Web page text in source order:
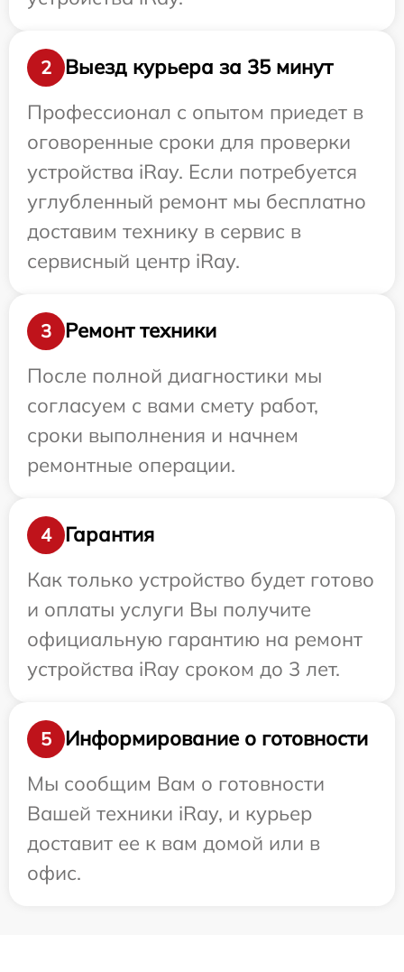
2
Выезд курьера за 35 минут
Профессионал с опытом приедет в
оговоренные сроки для проверки
устройства iRay. Если потребуется
углубленный ремонт мы бесплатно
доставим технику в сервис в
сервисный центр iRay.
3
Ремонт техники
После полной диагностики мы
согласуем с вами смету работ,
сроки выполнения и начнем
ремонтные операции.
4
Гарантия
Как только устройство будет готово
и оплаты услуги Вы получите
официальную гарантию на ремонт
устройства iRay сроком до 3 лет.
5
Информирование о готовности
Мы сообщим Вам о готовности
Вашей техники iRay, и курьер
доставит ее к вам домой или в
офис.